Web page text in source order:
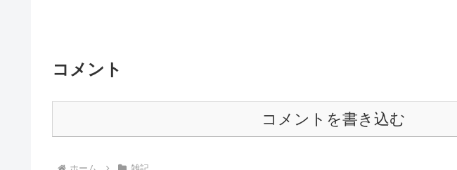
コメント
コメントを書き込む